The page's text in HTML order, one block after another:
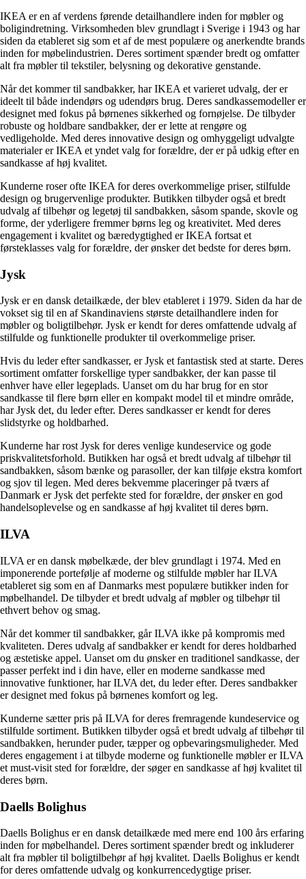
IKEA er en af verdens førende detailhandlere inden for møbler og
boligindretning. Virksomheden blev grundlagt i Sverige i 1943 og har
siden da etableret sig som et af de mest populære og anerkendte brands
inden for møbelindustrien. Deres sortiment spænder bredt og omfatter
alt fra møbler til tekstiler, belysning og dekorative genstande.
Når det kommer til sandbakker, har IKEA et varieret udvalg, der er
ideelt til både indendørs og udendørs brug. Deres sandkassemodeller er
designet med fokus på børnenes sikkerhed og fornøjelse. De tilbyder
robuste og holdbare sandbakker, der er lette at rengøre og
vedligeholde. Med deres innovative design og omhyggeligt udvalgte
materialer er IKEA et yndet valg for forældre, der er på udkig efter en
sandkasse af høj kvalitet.
Kunderne roser ofte IKEA for deres overkommelige priser, stilfulde
design og brugervenlige produkter. Butikken tilbyder også et bredt
udvalg af tilbehør og legetøj til sandbakken, såsom spande, skovle og
forme, der yderligere fremmer børns leg og kreativitet. Med deres
engagement i kvalitet og bæredygtighed er IKEA fortsat et
førsteklasses valg for forældre, der ønsker det bedste for deres børn.
Jysk
Jysk er en dansk detailkæde, der blev etableret i 1979. Siden da har de
vokset sig til en af Skandinaviens største detailhandlere inden for
møbler og boligtilbehør. Jysk er kendt for deres omfattende udvalg af
stilfulde og funktionelle produkter til overkommelige priser.
Hvis du leder efter sandkasser, er Jysk et fantastisk sted at starte. Deres
sortiment omfatter forskellige typer sandbakker, der kan passe til
enhver have eller legeplads. Uanset om du har brug for en stor
sandkasse til flere børn eller en kompakt model til et mindre område,
har Jysk det, du leder efter. Deres sandkasser er kendt for deres
slidstyrke og holdbarhed.
Kunderne har rost Jysk for deres venlige kundeservice og gode
priskvalitetsforhold. Butikken har også et bredt udvalg af tilbehør til
sandbakken, såsom bænke og parasoller, der kan tilføje ekstra komfort
og sjov til legen. Med deres bekvemme placeringer på tværs af
Danmark er Jysk det perfekte sted for forældre, der ønsker en god
handelsoplevelse og en sandkasse af høj kvalitet til deres børn.
ILVA
ILVA er en dansk møbelkæde, der blev grundlagt i 1974. Med en
imponerende portefølje af moderne og stilfulde møbler har ILVA
etableret sig som en af Danmarks mest populære butikker inden for
møbelhandel. De tilbyder et bredt udvalg af møbler og tilbehør til
ethvert behov og smag.
Når det kommer til sandbakker, går ILVA ikke på kompromis med
kvaliteten. Deres udvalg af sandbakker er kendt for deres holdbarhed
og æstetiske appel. Uanset om du ønsker en traditionel sandkasse, der
passer perfekt ind i din have, eller en moderne sandkasse med
innovative funktioner, har ILVA det, du leder efter. Deres sandbakker
er designet med fokus på børnenes komfort og leg.
Kunderne sætter pris på ILVA for deres fremragende kundeservice og
stilfulde sortiment. Butikken tilbyder også et bredt udvalg af tilbehør til
sandbakken, herunder puder, tæpper og opbevaringsmuligheder. Med
deres engagement i at tilbyde moderne og funktionelle møbler er ILVA
et must-visit sted for forældre, der søger en sandkasse af høj kvalitet til
deres børn.
Daells Bolighus
Daells Bolighus er en dansk detailkæde med mere end 100 års erfaring
inden for møbelhandel. Deres sortiment spænder bredt og inkluderer
alt fra møbler til boligtilbehør af høj kvalitet. Daells Bolighus er kendt
for deres omfattende udvalg og konkurrencedygtige priser.